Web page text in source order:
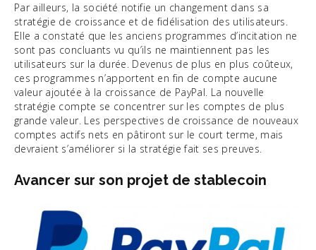
Par ailleurs, la société notifie un changement dans sa
stratégie de croissance et de fidélisation des utilisateurs.
Elle a constaté que les anciens programmes d’incitation ne
sont pas concluants vu qu’ils ne maintiennent pas les
utilisateurs sur la durée. Devenus de plus en plus coûteux,
ces programmes n’apportent en fin de compte aucune
valeur ajoutée à la croissance de PayPal. La nouvelle
stratégie compte se concentrer sur les comptes de plus
grande valeur. Les perspectives de croissance de nouveaux
comptes actifs nets en pâtiront sur le court terme, mais
devraient s’améliorer si la stratégie fait ses preuves.
Avancer sur son projet de stablecoin